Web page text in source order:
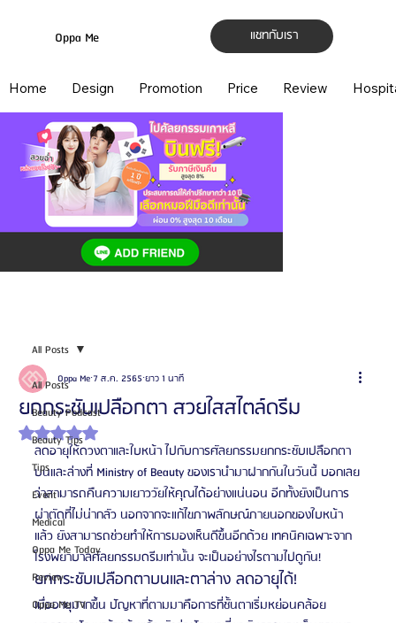
แชทกับเรา
Oppa Me
Home Design Promotion Price Review
All Posts
Beauty Podcast
Beauty Tips
Tips
Event
Medical
Oppa Me Today
Review
Oppa Me TV
All Posts
ยกกระชับเปลือกตา สวยใสสไตล์ดรีม
Oppa Me 7 ส.ค. 2565 ยาว 1 นาที
ได้รับ NaN เต็ม 5 ดาว
ลดอายุให้ดวงตาและใบหน้า ไปกับการศัลยกรรมยกกระชับเปลือกตา
บนและล่างที่ Ministry of Beauty ของเรานำมาฝากกันในวันนี้ บอกเลย
ว่าสามารถคืนความเยาววัยให้คุณได้อย่างแน่นอน อีกทั้งยังเป็นการ
ผ่าตัดที่ไม่น่ากลัว นอกจากจะแก้ไขภาพลักษณ์ภายนอกของใบหน้า
แล้ว ยังสามารถช่วยทำให้การมองเห็นดีขึ้นอีกด้วย เทคนิคเฉพาะจาก
โรงพยาบาลศัลยกรรมดรีมเท่านั้น จะเป็นอย่างไรตามไปดูกัน!
ยกกระชับเปลือกตาบนและตาล่าง ลดอายุได้!
เมื่ออายุมากขึ้น ปัญหาที่ตามมาคือการที่ชั้นตาเริ่มหย่อนคล้อย